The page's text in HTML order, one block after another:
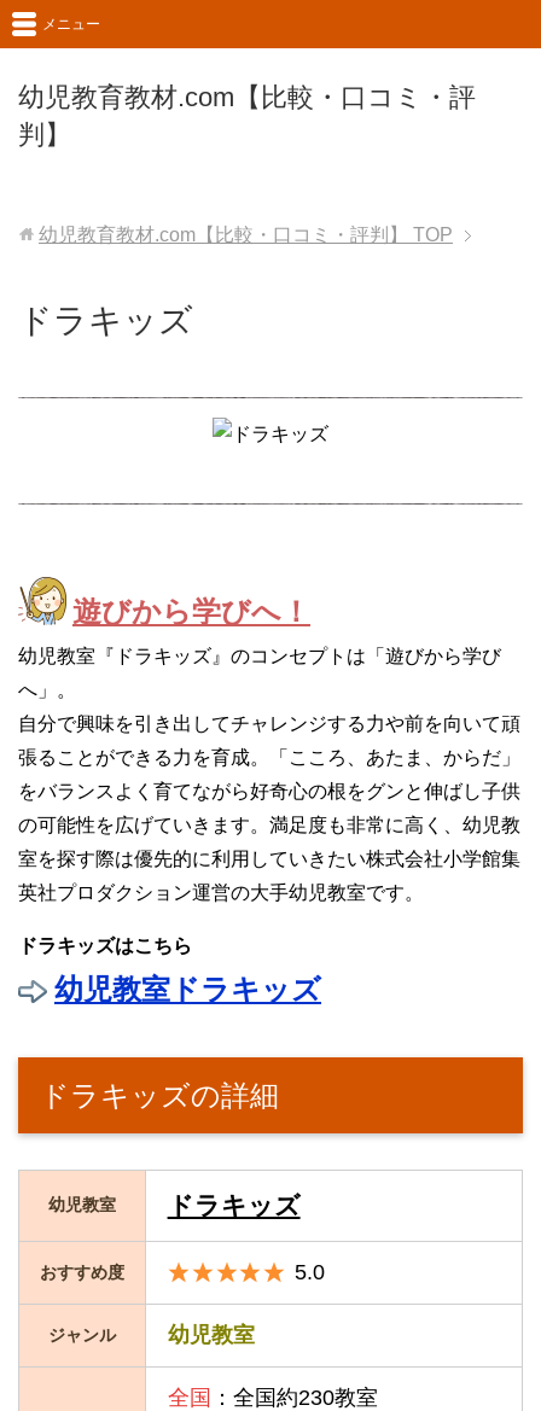
幼児教育教材.com【比較・口コミ・評
判】
メニュー
幼児教育教材.com【比較・口コミ・評判】 TOP
ドラキッズ
遊びから学びへ！
幼児教室『ドラキッズ』のコンセプトは「遊びから学び
へ」。
自分で興味を引き出してチャレンジする力や前を向いて頑
張ることができる力を育成。「こころ、あたま、からだ」
をバランスよく育てながら好奇心の根をグンと伸ばし子供
の可能性を広げていきます。満足度も非常に高く、幼児教
室を探す際は優先的に利用していきたい株式会社小学館集
英社プロダクション運営の大手幼児教室です。
ドラキッズはこちら
幼児教室ドラキッズ
ドラキッズの詳細
幼児教室 ドラキッズ
おすすめ度 5.0
ジャンル 幼児教室
全国 ：全国約230教室